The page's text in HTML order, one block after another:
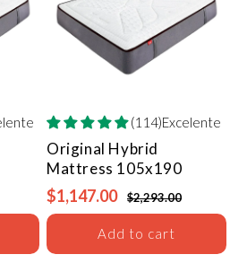
(114)Excelente
Original Hybrid
Mattress 105x190
$1,147.00 $2,293.00
Add to cart